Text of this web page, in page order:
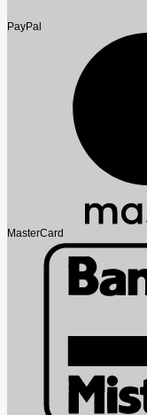
PayPal
MasterCard